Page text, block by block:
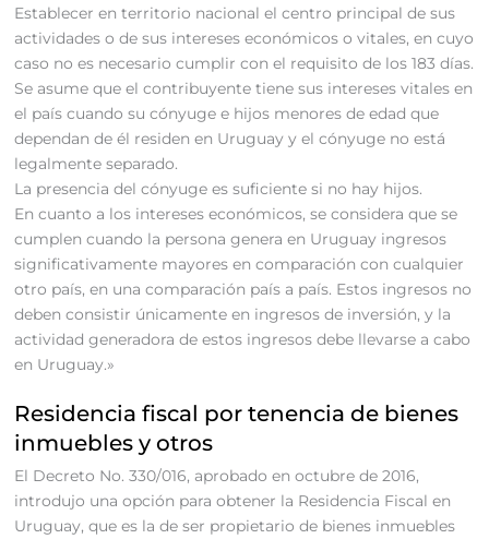
Establecer en territorio nacional el centro principal de sus
actividades o de sus intereses económicos o vitales, en cuyo
caso no es necesario cumplir con el requisito de los 183 días.
Se asume que el contribuyente tiene sus intereses vitales en
el país cuando su cónyuge e hijos menores de edad que
dependan de él residen en Uruguay y el cónyuge no está
legalmente separado.
La presencia del cónyuge es suficiente si no hay hijos.
En cuanto a los intereses económicos, se considera que se
cumplen cuando la persona genera en Uruguay ingresos
significativamente mayores en comparación con cualquier
otro país, en una comparación país a país. Estos ingresos no
deben consistir únicamente en ingresos de inversión, y la
actividad generadora de estos ingresos debe llevarse a cabo
en Uruguay.»
Residencia fiscal por tenencia de bienes
inmuebles y otros
El Decreto No. 330/016, aprobado en octubre de 2016,
introdujo una opción para obtener la Residencia Fiscal en
Uruguay, que es la de ser propietario de bienes inmuebles